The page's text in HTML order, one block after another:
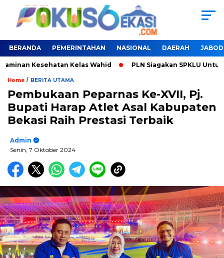
BERANDA PEMERINTAHAN NASIONAL DAERAH
Kesehatan Kelas Wahid PLN Siagakan SPKLU Untuk
Home / BERITA UTAMA
Pembukaan Peparnas Ke-XVII, Pj.
Bupati Harap Atlet Asal Kabupaten
Bekasi Raih Prestasi Terbaik
Admin
Senin, 7 Oktober 2024